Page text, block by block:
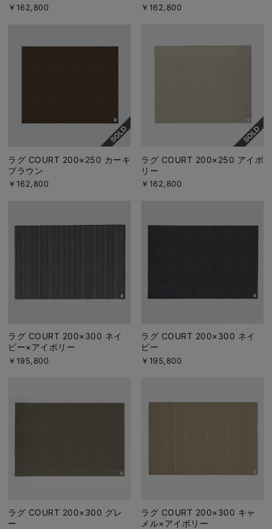
￥162,800 ￥162,800
ラグ COURT 200×250 カーキ
ブラウン
￥162,800
ラグ COURT 200×250 アイボ
リー
￥162,800
ラグ COURT 200×300 ネイ
ビー×アイボリー
￥195,800
ラグ COURT 200×300 ネイ
ビー
￥195,800
ラグ COURT 200×300 グレ
ー
ラグ COURT 200×300 キャ
メル×アイボリー